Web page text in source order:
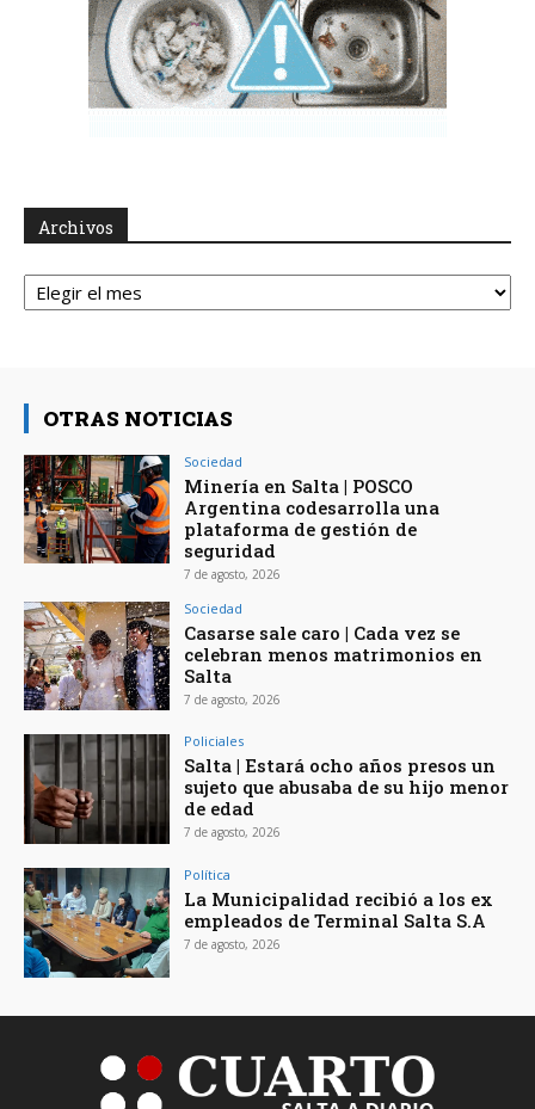
Archivos
Archivos
OTRAS NOTICIAS
Sociedad
Minería en Salta | POSCO
Argentina codesarrolla una
plataforma de gestión de
seguridad
7 de agosto, 2026
Sociedad
Casarse sale caro | Cada vez se
celebran menos matrimonios en
Salta
7 de agosto, 2026
Policiales
Salta | Estará ocho años presos un
sujeto que abusaba de su hijo menor
de edad
7 de agosto, 2026
Política
La Municipalidad recibió a los ex
empleados de Terminal Salta S.A
7 de agosto, 2026